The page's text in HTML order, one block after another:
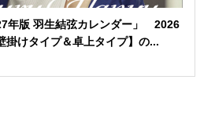
年版 羽生結弦カレンダー」 2026
けタイプ＆卓上タイプ】の...